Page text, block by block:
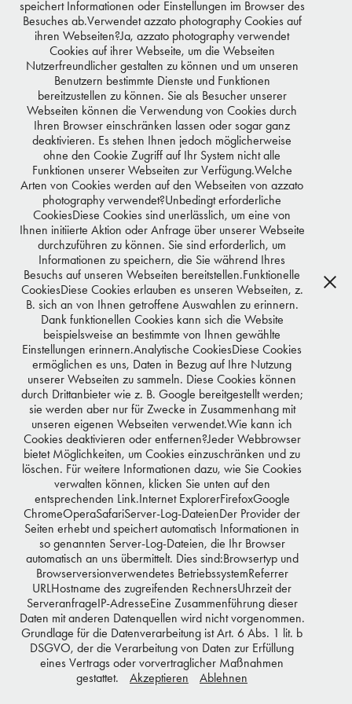
FREAKY NATION
CAGE
You may also like
FREAKY NATION
© 2026 MAYK AZZATO - ALL RIGHTS RESERVED
speichert Informationen oder Einstellungen im Browser des
Besuches ab.Verwendet azzato photography Cookies auf
ihren Webseiten?Ja, azzato photography verwendet
Cookies auf ihrer Webseite, um die Webseiten
Nutzerfreundlicher gestalten zu können und um unseren
Benutzern bestimmte Dienste und Funktionen
bereitzustellen zu können. Sie als Besucher unserer
Webseiten können die Verwendung von Cookies durch
Ihren Browser einschränken lassen oder sogar ganz
deaktivieren. Es stehen Ihnen jedoch möglicherweise
ohne den Cookie Zugriff auf Ihr System nicht alle
Funktionen unserer Webseiten zur Verfügung.Welche
Arten von Cookies werden auf den Webseiten von azzato
photography verwendet?Unbedingt erforderliche
CookiesDiese Cookies sind unerlässlich, um eine von
Ihnen initiierte Aktion oder Anfrage über unserer Webseite
durchzuführen zu können. Sie sind erforderlich, um
Informationen zu speichern, die Sie während Ihres
Besuchs auf unseren Webseiten bereitstellen.Funktionelle
CookiesDiese Cookies erlauben es unseren Webseiten, z.
B. sich an von Ihnen getroffene Auswahlen zu erinnern.
Dank funktionellen Cookies kann sich die Website
beispielsweise an bestimmte von Ihnen gewählte
Einstellungen erinnern.Analytische CookiesDiese Cookies
ermöglichen es uns, Daten in Bezug auf Ihre Nutzung
unserer Webseiten zu sammeln. Diese Cookies können
durch Drittanbieter wie z. B. Google bereitgestellt werden;
sie werden aber nur für Zwecke in Zusammenhang mit
unseren eigenen Webseiten verwendet.Wie kann ich
Cookies deaktivieren oder entfernen?Jeder Webbrowser
bietet Möglichkeiten, um Cookies einzuschränken und zu
löschen. Für weitere Informationen dazu, wie Sie Cookies
verwalten können, klicken Sie unten auf den
entsprechenden Link.Internet ExplorerFirefoxGoogle
ChromeOperaSafariServer-Log-DateienDer Provider der
Seiten erhebt und speichert automatisch Informationen in
so genannten Server-Log-Dateien, die Ihr Browser
automatisch an uns übermittelt. Dies sind:Browsertyp und
Browserversionverwendetes BetriebssystemReferrer
URLHostname des zugreifenden RechnersUhrzeit der
ServeranfrageIP-AdresseEine Zusammenführung dieser
Daten mit anderen Datenquellen wird nicht vorgenommen.
Grundlage für die Datenverarbeitung ist Art. 6 Abs. 1 lit. b
DSGVO, der die Verarbeitung von Daten zur Erfüllung
eines Vertrags oder vorvertraglicher Maßnahmen
gestattet.
Akzeptieren Ablehnen